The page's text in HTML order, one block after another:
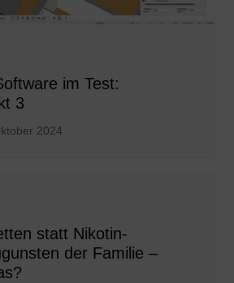
im Test:
3
2024
statt Nikotin-
der Familie –